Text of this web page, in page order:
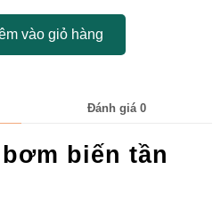
vào giỏ hàng
Đánh giá 0
biến tần